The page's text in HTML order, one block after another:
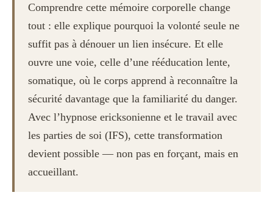
Comprendre cette mémoire corporelle change
tout : elle explique pourquoi la volonté seule ne
suffit pas à dénouer un lien insécure. Et elle
ouvre une voie, celle d’une rééducation lente,
somatique, où le corps apprend à reconnaître la
sécurité davantage que la familiarité du danger.
Avec l’hypnose ericksonienne et le travail avec
les parties de soi (IFS), cette transformation
devient possible — non pas en forçant, mais en
accueillant.